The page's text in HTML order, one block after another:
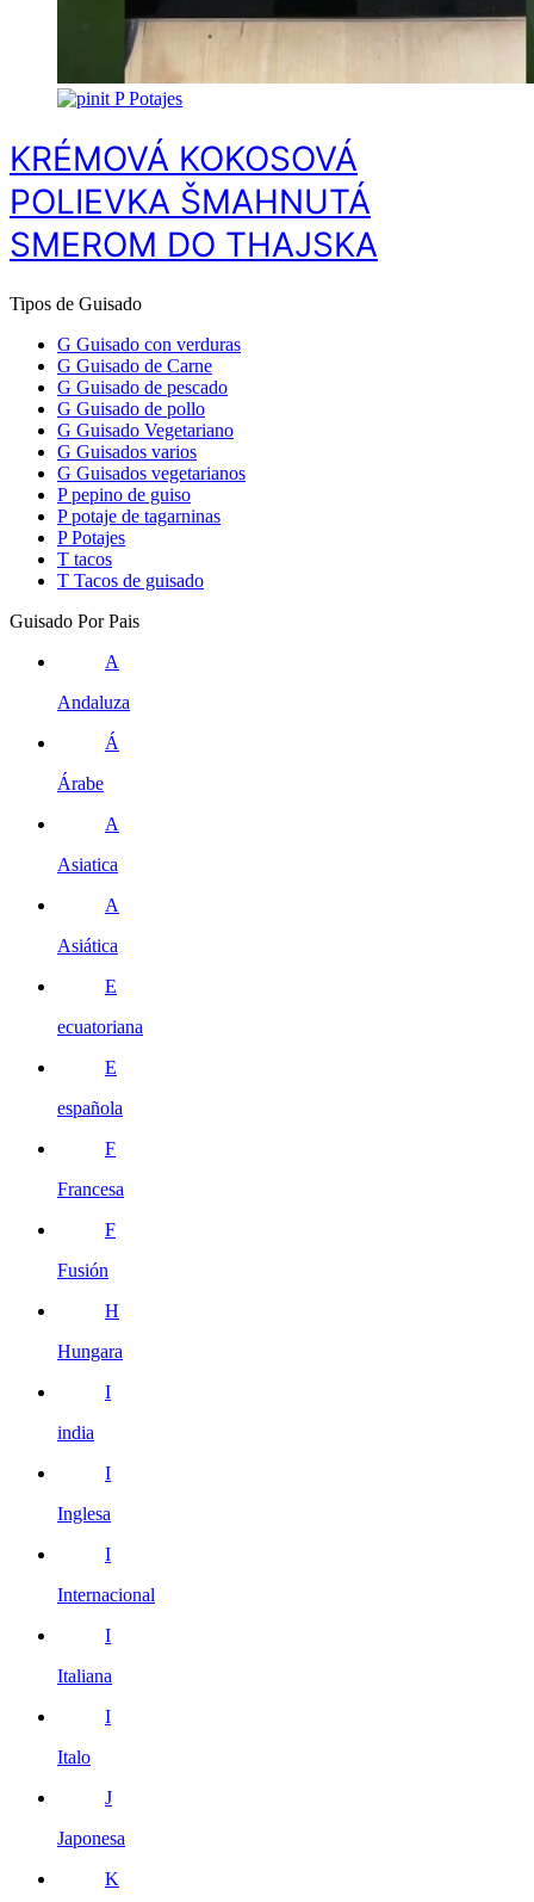
P Potajes
KRÉMOVÁ KOKOSOVÁ
POLIEVKA ŠMAHNUTÁ
SMEROM DO THAJSKA
Tipos de Guisado
G Guisado con verduras
G Guisado de Carne
G Guisado de pescado
G Guisado de pollo
G Guisado Vegetariano
G Guisados varios
G Guisados vegetarianos
P pepino de guiso
P potaje de tagarninas
P Potajes
T tacos
T Tacos de guisado
Guisado Por Pais
A
Andaluza
Á
Árabe
A
Asiatica
A
Asiática
E
ecuatoriana
E
española
F
Francesa
F
Fusión
H
Hungara
I
india
I
Inglesa
I
Internacional
I
Italiana
I
Italo
J
Japonesa
K